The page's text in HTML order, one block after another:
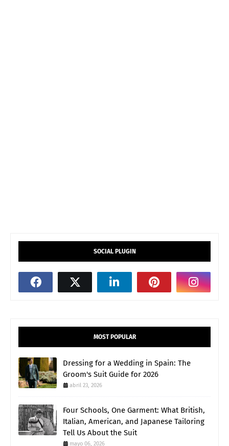
SOCIAL PLUGIN
MOST POPULAR
Dressing for a Wedding in Spain: The
Groom's Suit Guide for 2026
abril 23, 2026
Four Schools, One Garment: What British,
Italian, American, and Japanese Tailoring
Tell Us About the Suit
mayo 06, 2026